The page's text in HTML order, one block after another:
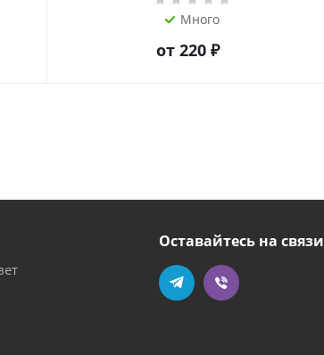
Много
от 220 ₽
Оставайтесь на связи